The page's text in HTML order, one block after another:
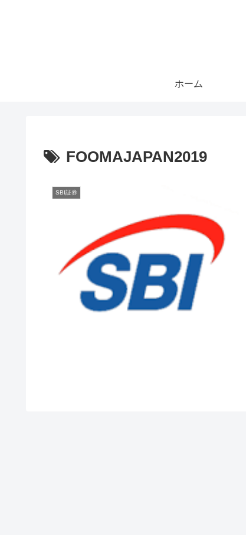
ホーム
FOOMAJAPAN2019
SBI証券